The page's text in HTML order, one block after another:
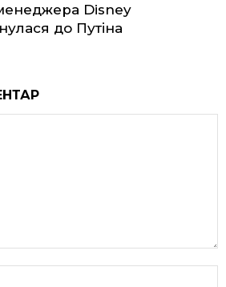
Disney
до Путіна